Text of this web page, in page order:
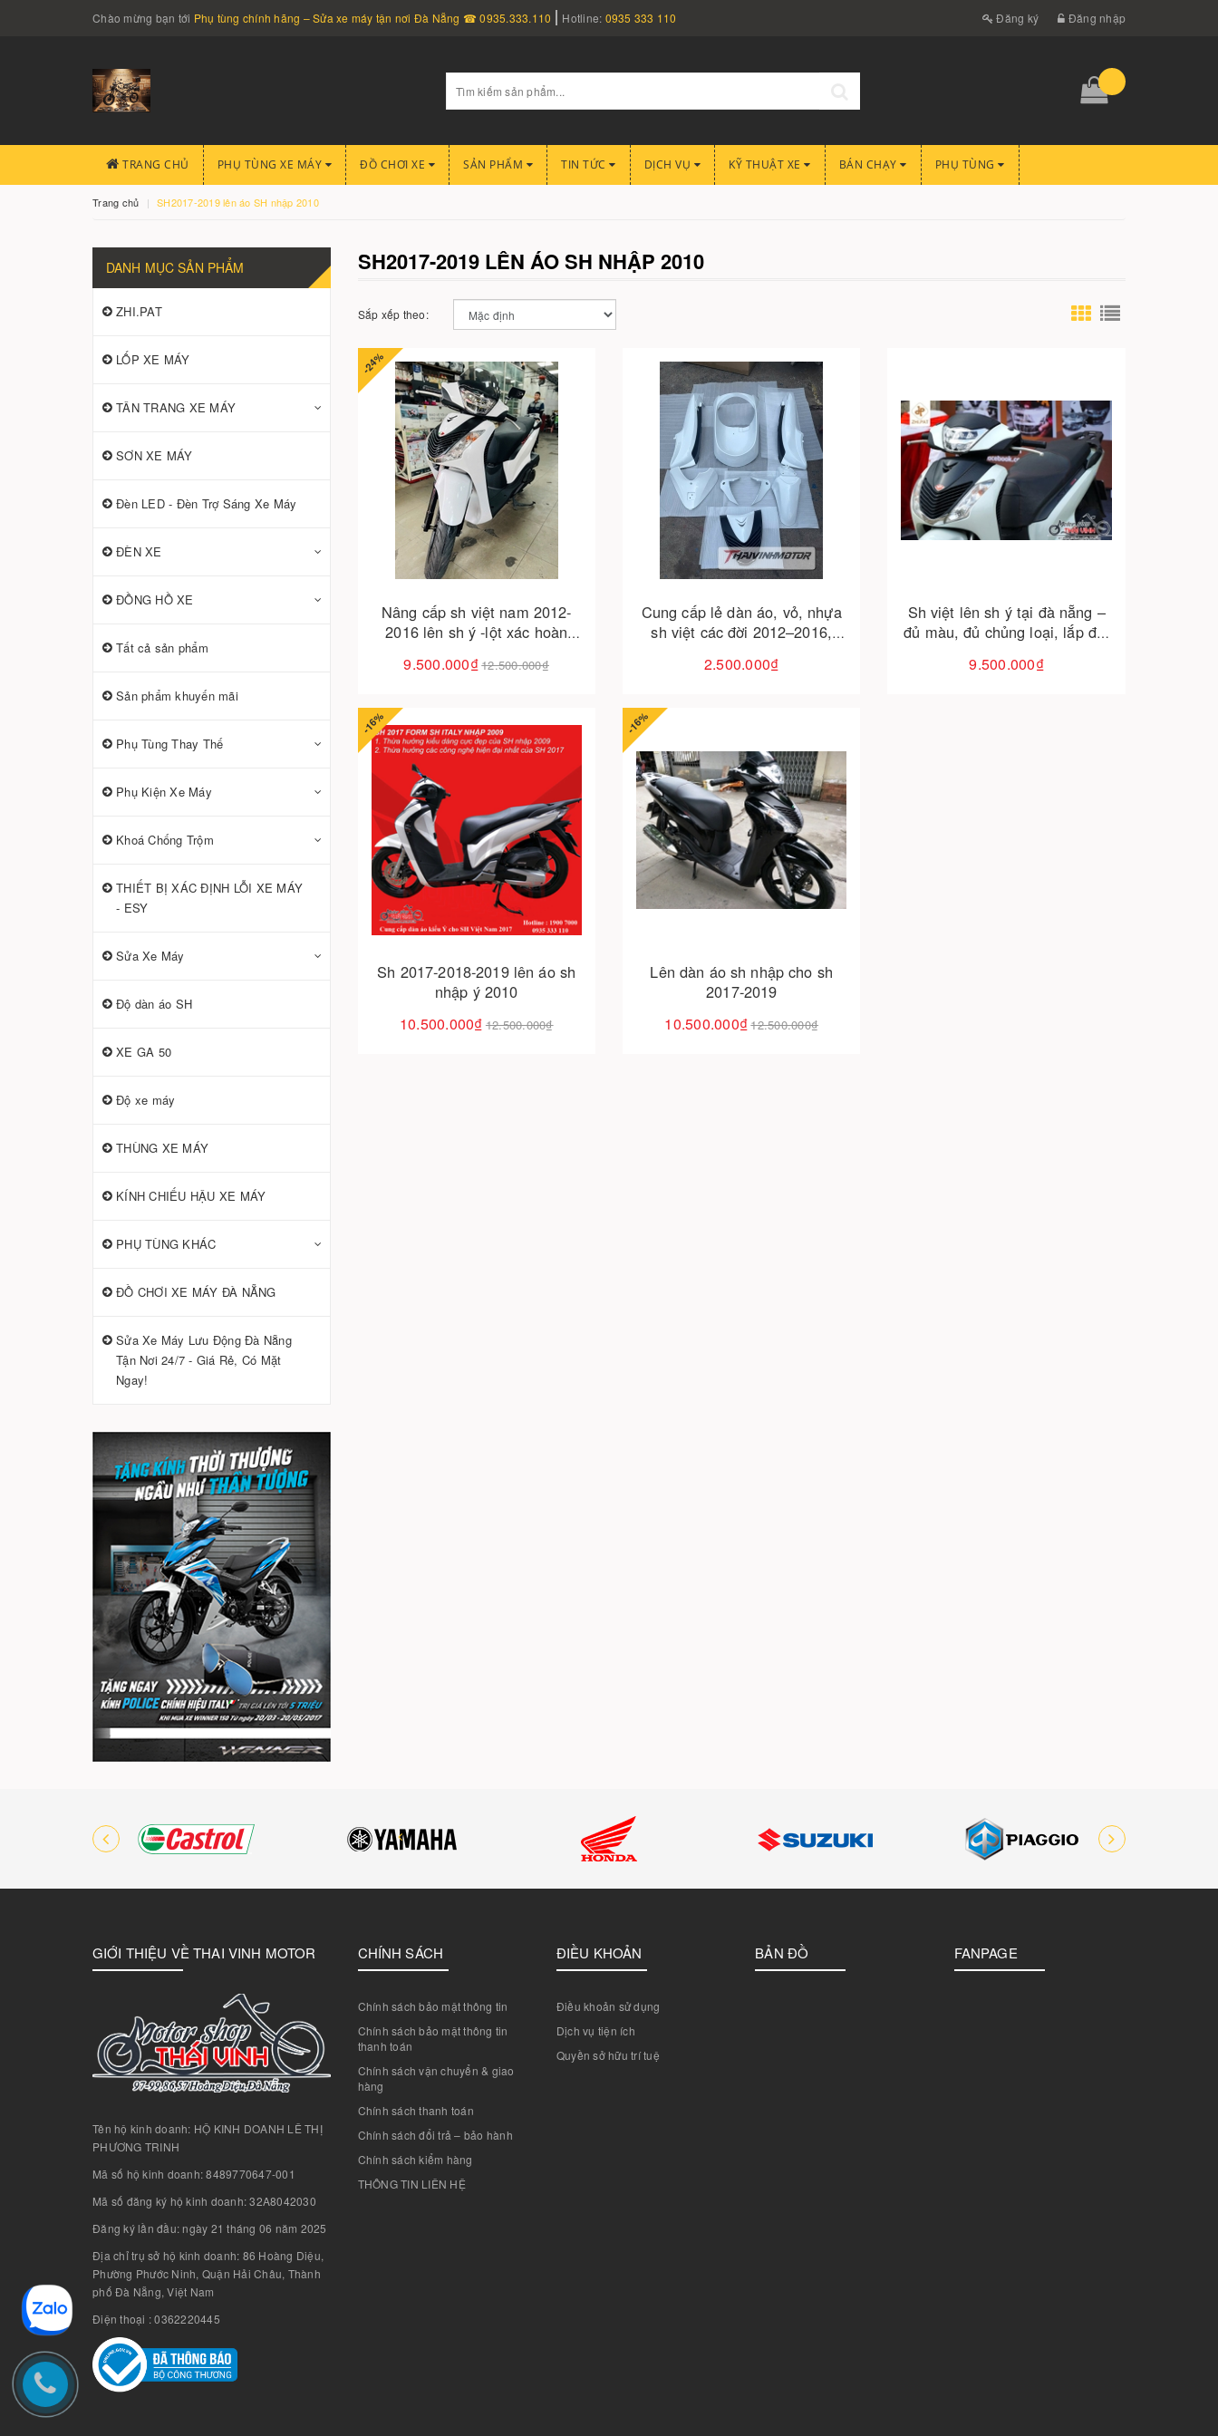
Chào mừng bạn tới Phụ tùng chính hãng – Sửa xe máy tận nơi Đà Nẵng ☎ 0935.333.110 Hotline: 0935 333 110 Đăng ký Đăng nhập
TRANG CHỦ PHỤ TÙNG XE MÁY ĐỒ CHƠI XE SẢN PHẨM TIN TỨC DỊCH VỤ KỸ THUẬT XE BÁN CHẠY PHỤ TÙNG
Trang chủ SH2017-2019 lên áo SH nhập 2010
SH2017-2019 LÊN ÁO SH NHẬP 2010
Sắp xếp theo:
-24%
Nâng cấp sh việt nam 2012-
2016 lên sh ý -lột xác hoàn
thoại
9.500.000₫12.500.000₫
Cho vào giỏ hàng
Cung cấp lẻ dàn áo, vỏ, nhựa
sh việt các đời 2012–2016,
dáng lên sh ý
2.500.000₫
Cho vào giỏ hàng
Sh việt lên sh ý tại đà nẵng –
đủ màu, đủ chủng loại, lắp đặt
9.500.000₫
Cho vào giỏ hàng
-16%
Sh 2017-2018-2019 lên áo sh
nhập ý 2010
10.500.000₫ 12.500.000₫
Cho vào giỏ hàng
-16%
Lên dàn áo sh nhập cho sh
2017-2019
10.500.000₫12.500.000₫
Cho vào giỏ hàng
DANH MỤC SẢN PHẨM
ZHI.PAT
LỐP XE MÁY
TÂN TRANG XE MÁY
SƠN XE MÁY
Đèn LED - Đèn Trợ Sáng Xe Máy
ĐÈN XE
ĐỒNG HỒ XE
Tất cả sản phẩm
Sản phẩm khuyến mãi
Phụ Tùng Thay Thế
Phụ Kiện Xe Máy
Khoá Chống Trộm
THIẾT BỊ XÁC ĐỊNH LỖI XE MÁY
- ESY
Sửa Xe Máy
Độ dàn áo SH
XE GA 50
Độ xe máy
THÙNG XE MÁY
KÍNH CHIẾU HẬU XE MÁY
PHỤ TÙNG KHÁC
ĐỒ CHƠI XE MÁY ĐÀ NẴNG
Sửa Xe Máy Lưu Động Đà Nẵng
Tận Nơi 24/7 - Giá Rẻ, Có Mặt
Ngay!
GIỚI THIỆU VỀ THAI VINH MOTOR
Tên hộ kinh doanh: HỘ KINH DOANH LÊ THỊ
PHƯƠNG TRINH
Mã số hộ kinh doanh: 8489770647-001
Mã số đăng ký hộ kinh doanh: 32A8042030
Đăng ký lần đầu: ngày 21 tháng 06 năm 2025
Địa chỉ trụ sở hộ kinh doanh: 86 Hoàng Diệu,
Phường Phước Ninh, Quận Hải Châu, Thành
phố Đà Nẵng, Việt Nam
Điện thoại : 0362220445
CHÍNH SÁCH
Chính sách bảo mật thông tin
Chính sách bảo mật thông tin
thanh toán
Chính sách vận chuyển & giao
hàng
Chính sách thanh toán
Chính sách đổi trả – bảo hành
Chính sách kiểm hàng
THÔNG TIN LIÊN HỆ
ĐIỀU KHOẢN
Điều khoản sử dụng
Dịch vụ tiện ích
Quyền sở hữu trí tuệ
BẢN ĐỒ FANPAGE